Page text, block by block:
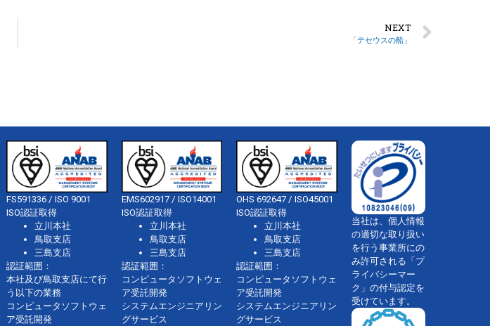
NEXT
「テセウスの船」
FS591336 / ISO 9001
ISO認証取得
立川本社
鳥取支店
三島支店
認証範囲：
本社及び鳥取支店にて行
う以下の業務
コンピュータソフトウェ
ア受託開発
EMS602917 / ISO14001
ISO認証取得
立川本社
鳥取支店
三島支店
認証範囲：
コンピュータソフトウェ
ア受託開発
システムエンジニアリン
グサービス
OHS 692647 / ISO45001
ISO認証取得
立川本社
鳥取支店
三島支店
認証範囲：
コンピュータソフトウェ
ア受託開発
システムエンジニアリン
グサービス
当社は、個人情報
の適切な取り扱い
を行う事業所にの
み許可される「プ
ライバシーマー
ク」の付与認定を
受けています。